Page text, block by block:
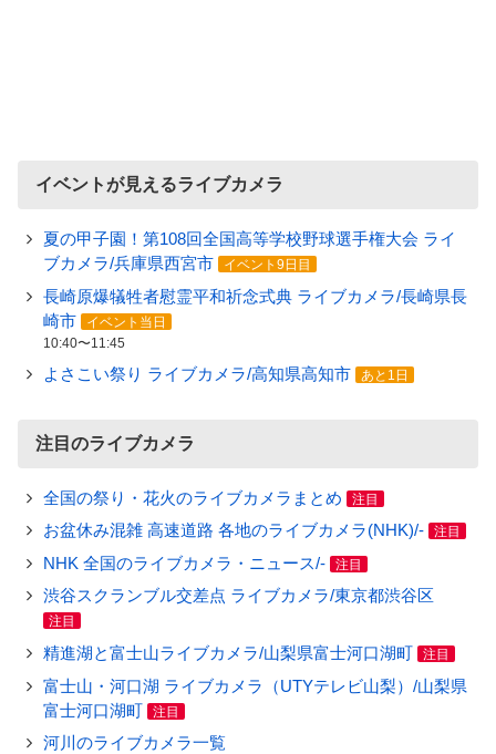
イベントが見えるライブカメラ
夏の甲子園！第108回全国高等学校野球選手権大会 ライ
ブカメラ/兵庫県西宮市
イベント9日目
長崎原爆犠牲者慰霊平和祈念式典 ライブカメラ/長崎県長
崎市
イベント当日
10:40〜11:45
よさこい祭り ライブカメラ/高知県高知市 あと1日
注目のライブカメラ
全国の祭り・花火のライブカメラまとめ 注目
お盆休み混雑 高速道路 各地のライブカメラ(NHK)/- 注目
NHK 全国のライブカメラ・ニュース/- 注目
渋谷スクランブル交差点 ライブカメラ/東京都渋谷区
注目
精進湖と富士山ライブカメラ/山梨県富士河口湖町 注目
富士山・河口湖 ライブカメラ（UTYテレビ山梨）/山梨県
富士河口湖町
注目
河川のライブカメラ一覧